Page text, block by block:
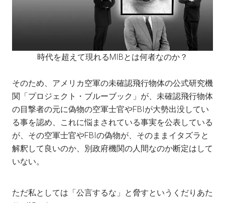
時代を超えて現れるMIBとは何者なのか？
そのため、アメリカ空軍の未確認飛行物体の公式研究機
関「プロジェクト・ブルーブック」が、未確認飛行物体
の目撃者の元に偽物の空軍士官やFBIが大勢出没してい
る事を認め、これに悩まされている事実を公表している
が、その空軍士官やFBIの偽物が、そのままイタズラと
解釈して良いのか、別政府機関の人間なのか断定はして
いない。
ただ私としては「公言するな」と脅すというくだりあた